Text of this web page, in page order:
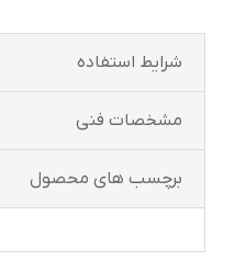
شرايط استفاده
مشخصات فنی
برچسب های محصول